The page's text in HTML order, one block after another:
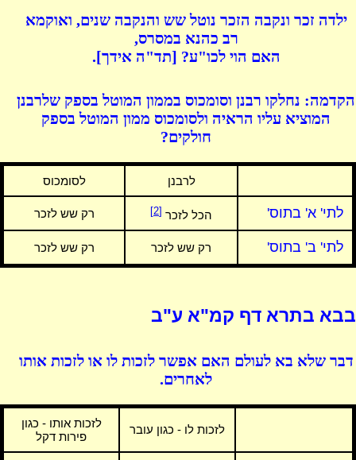
ילדה זכר ונקבה הזכר נוטל שש והנקבה שנים, ואוקמא
רב כהנא במסרס,
האם הוי לכו"ע? [תד"ה אידך].
הקדמה: נחלקו רבנן וסומכוס בממון המוטל בספק שלרבנן
המוציא עליו הראיה ולסומכוס ממון המוטל בספק
חולקים?
לרבנן לסומכוס
לתי' א' בתוס' הכל לזכר [2] רק שש לזכר
לתי' ב' בתוס' רק שש לזכר רק שש לזכר
בבא בתרא דף קמ"א ע"ב
דבר שלא בא לעולם האם אפשר לזכות לו או לזכות אותו
לאחרים.
לזכות לו - כגון עובר
לזכות אותו - כגון
פירות דקל